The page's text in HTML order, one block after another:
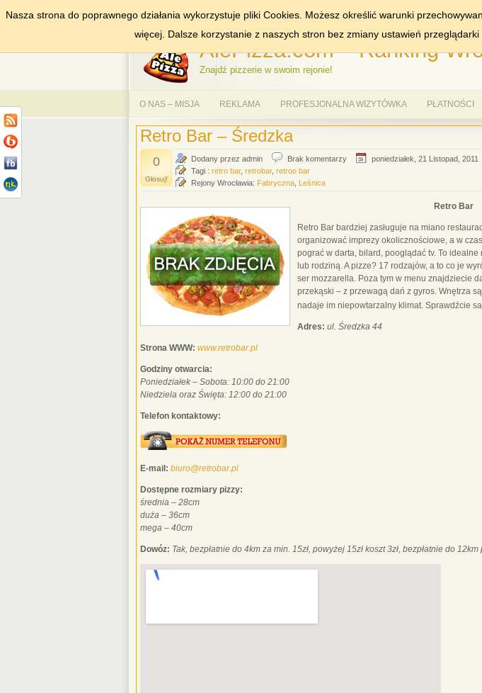
DODAJ NAS DO ULUBIONYCH ZNAJDŹ
AlePizza.com – Ranking
Znajdź pizzerie w swoim rejonie!
O NAS – MISJA REKLAMA PROFESJONALNA WIZYTÓWKA PŁATNOŚCI
Retro Bar – Średzka
0
Głosuj!
Dodany przez admin Brak komentarzy
poniedziałek, 21 Listopad, 2011
Tagi : retro bar, retrobar, retroo bar
Rejony Wrocławia: Fabryczna Leśnica
Retro Bar
Retro Bar bardziej zasługuje na miano
organizować imprezy okolicznościowe, a w
pograć w darta, bilard, pooglądać tv. To
lub rodziną. A pizze? 17 rodzajów, a to co je
ser mozzarella. Poza tym w menu znajdziecie
przekąski – z przewagą dań z gyros. Wnętrza
nadaje im niepowtarzalny klimat. Sprawdźcie
Adres: ul. Średzka 44
Strona WWW: www.retrobar.pl
Godziny otwarcia:
Poniedziałek – Sobota: 10:00 do 21:00
Niedziela oraz Święta: 12:00 do 21:00
Telefon kontaktowy:
E-mail: biuro@retrobar.pl
Dostępne rozmiary pizzy:
średnia – 28cm
duża – 36cm
mega – 40cm
Dowóz: Tak, bezpłatnie do 4km za min. 15zł, powyżej 15zł koszt 3zł, bezpłatnie do 12km
Nasza strona do poprawnego działania wykorzystuje pliki Cookies. Możesz określić warunki
więcej. Dalsze korzystanie z naszych stron bez zmiany ustawień